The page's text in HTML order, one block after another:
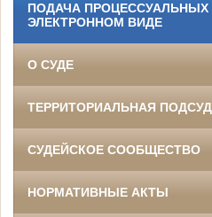
ПОДАЧА
ЭЛЕКТРОННОМ ВИДЕ
О СУДЕ
ТЕРРИТОРИАЛЬНАЯ
СУДЕЙСКОЕ СООБЩЕСТВО
НОРМАТИВНЫЕ АКТЫ